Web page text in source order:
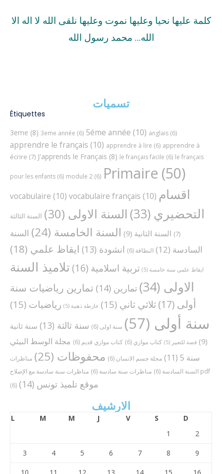
كلمة عليها نحيا وعليها نموت وعليها نلقى الله لا اله الا
الله… محمد رسول الله
تسميات
Étiquettes
3eme (8) 3eme année (6) 5éme année (10) anglais (6)
apprendre le français (10) apprendre à lire (6) apprendre à
écrire (7) J'apprends le Français (8) le français facile (6) le français
pour les enfants (6) module 2 (6) Primaire (50)
vocabulaire (10) vocabulaire français (10) اقسام
التحضيري (33) السنة الاولى (30)
السنة الثالثة
(7)
السنة الثانية (9) السنة الخامسة (24)
السنة
السادسة (12) النظافة (6) انشودة (13) ايقاظ علمي (18)
ايقاظ علمي سنة خامسة (5) تربية اسلامية (16)
تلاميذ السنة
الاولى (34) تمارين (14)
تمارين رياضيات سنة
أولى (17) ثلاثي ثاني (15) خارطة ذهنية (5) رياضيات (15)
سنة أولى (57) سنة اولى (6) سنة ثالثة (13)
سنة ثانية
(9)
قصة للتعبير (5) كتاب موازي (6) كتاب موازي قديم (6)
مجلة الوسط البيئي
سنة 5
(11) مجلة جسم الانسان (6) محفوظات (25)
مناظرات
السنة السادسة (6) مناظرات سنة سادسة (6)
مناظرات سنة سادسة مع الإصلاح pdf
(6)
موقع تلميذ تونس (14)
الارشيف
L M M J V S
D
1
2
3 4 5 6 7 8 9